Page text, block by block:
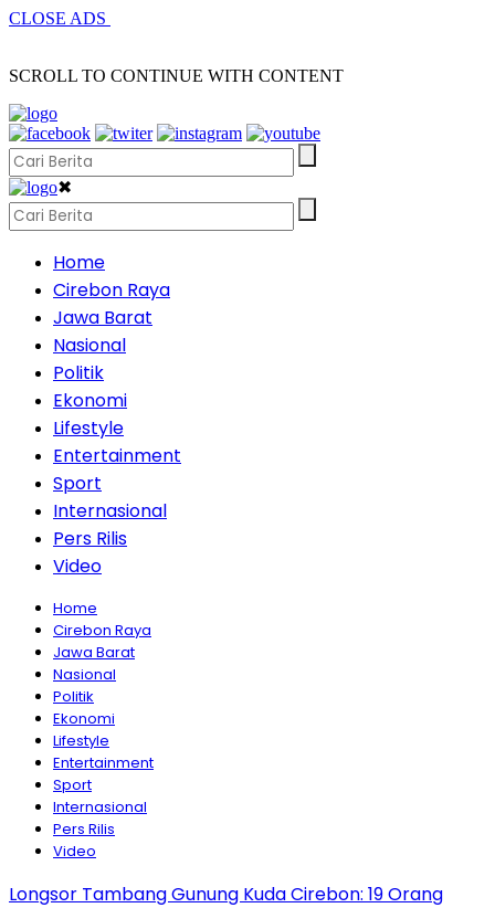
CLOSE ADS
SCROLL TO CONTINUE WITH CONTENT
✖
Home
Cirebon Raya
Jawa Barat
Nasional
Politik
Ekonomi
Lifestyle
Entertainment
Sport
Internasional
Pers Rilis
Video
Home
Cirebon Raya
Jawa Barat
Nasional
Politik
Ekonomi
Lifestyle
Entertainment
Sport
Internasional
Pers Rilis
Video
Longsor Tambang Gunung Kuda Cirebon: 19 Orang